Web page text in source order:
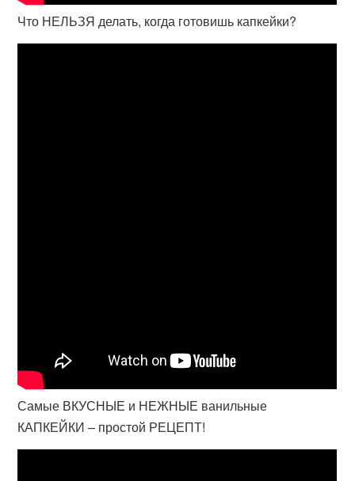
Что НЕЛЬЗЯ делать, когда готовишь капкейки?
Самые ВКУСНЫЕ и НЕЖНЫЕ ванильные
КАПКЕЙКИ – простой РЕЦЕПТ!